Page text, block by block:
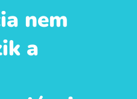
nem
a